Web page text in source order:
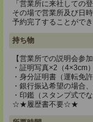
「営業所に来社しての
その場で営業所及び日
予約完了することができ
持ち物
【営業所での説明会参
・証明写真×2（4×3cm）
・身分証明書（運転免
・銀行振込希望の場合
・印鑑（スタンプ式でな
☆★履歴書不要☆★